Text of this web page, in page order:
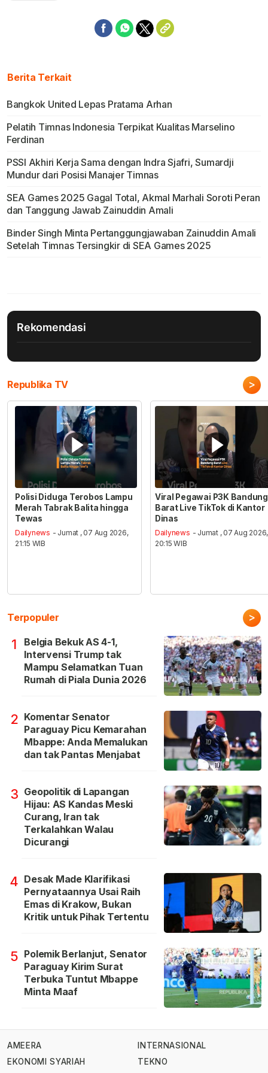
Berita Terkait
Bangkok United Lepas Pratama Arhan
Pelatih Timnas Indonesia Terpikat Kualitas Marselino
Ferdinan
PSSI Akhiri Kerja Sama dengan Indra Sjafri, Sumardji
Mundur dari Posisi Manajer Timnas
SEA Games 2025 Gagal Total, Akmal Marhali Soroti Peran
dan Tanggung Jawab Zainuddin Amali
Binder Singh Minta Pertanggungjawaban Zainuddin Amali
Setelah Timnas Tersingkir di SEA Games 2025
Rekomendasi
Republika TV >
Polisi Diduga Terobos Lampu
Merah Tabrak Balita hingga
Tewas
Dailynews - Jumat , 07 Aug 2026,
21:15 WIB
Viral Pegawai P3K Bandung
Barat Live TikTok di Kantor
Dinas
Dailynews - Jumat , 07 Aug 2026,
20:15 WIB
Terpopuler >
1
Belgia Bekuk AS 4-1,
Intervensi Trump tak
Mampu Selamatkan Tuan
Rumah di Piala Dunia 2026
2 Komentar Senator
Paraguay Picu Kemarahan
Mbappe: Anda Memalukan
dan tak Pantas Menjabat
3 Geopolitik di Lapangan
Hijau: AS Kandas Meski
Curang, Iran tak
Terkalahkan Walau
Dicurangi
4 Desak Made Klarifikasi
Pernyataannya Usai Raih
Emas di Krakow, Bukan
Kritik untuk Pihak Tertentu
5 Polemik Berlanjut, Senator
Paraguay Kirim Surat
Terbuka Tuntut Mbappe
Minta Maaf
AMEERA
EKONOMI SYARIAH
INTERNASIONAL
TEKNO